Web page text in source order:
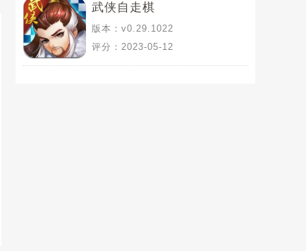
武侠自走棋
版本：v0.29.1022
评分：2023-05-12